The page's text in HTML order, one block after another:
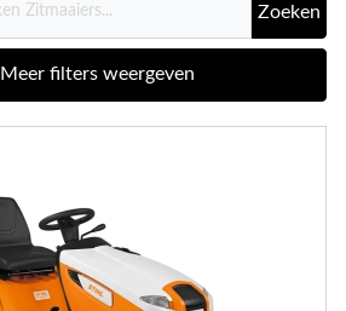
Zoeken
Meer filters weergeven